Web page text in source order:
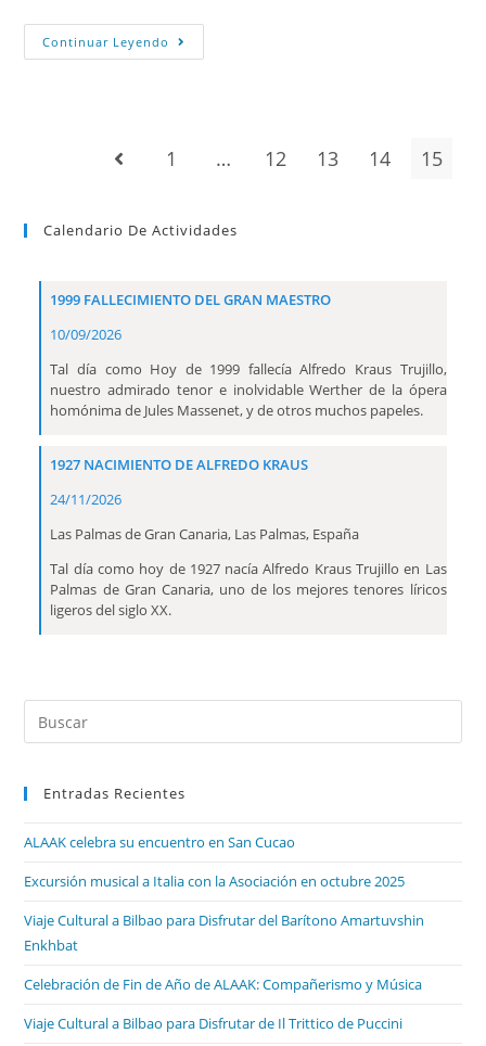
Continuar Leyendo
1 … 12 13 14 15
Calendario De Actividades
1999 FALLECIMIENTO DEL GRAN MAESTRO
10/09/2026
Tal día como Hoy de 1999 fallecía Alfredo Kraus Trujillo,
nuestro admirado tenor e inolvidable Werther de la ópera
homónima de Jules Massenet, y de otros muchos papeles.
1927 NACIMIENTO DE ALFREDO KRAUS
24/11/2026
Las Palmas de Gran Canaria, Las Palmas, España
Tal día como hoy de 1927 nacía Alfredo Kraus Trujillo en Las
Palmas de Gran Canaria, uno de los mejores tenores líricos
ligeros del siglo XX.
Entradas Recientes
ALAAK celebra su encuentro en San Cucao
Excursión musical a Italia con la Asociación en octubre 2025
Viaje Cultural a Bilbao para Disfrutar del Barítono Amartuvshin
Enkhbat
Celebración de Fin de Año de ALAAK: Compañerismo y Música
Viaje Cultural a Bilbao para Disfrutar de Il Trittico de Puccini